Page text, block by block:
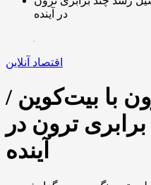
در آینده
اقتصاد آنلاین
با بیت‌کوین /
ترون در
آینده